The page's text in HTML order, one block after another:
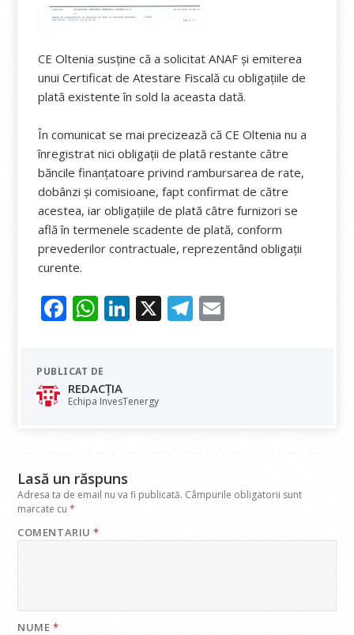
CE Oltenia susține că a solicitat ANAF și emiterea
unui Certificat de Atestare Fiscală cu obligațiile de
plată existente în sold la aceasta dată.
În comunicat se mai precizează că CE Oltenia nu a
înregistrat nici obligații de plată restante către
băncile finanțatoare privind rambursarea de rate,
dobânzi și comisioane, fapt confirmat de către
acestea, iar obligațiile de plată către furnizori se
află în termenele scadente de plată, conform
prevederilor contractuale, reprezentând obligații
curente.
F
e
b
o
W
at
s
A
Li
dI
X T
PUBLICAT DE
REDACȚIA
Echipa InvesTenergy
Lasă un răspuns
Adresa ta de email nu va fi publicată. Câmpurile obligatorii sunt
marcate cu*
COMENTARIU*
NUME*